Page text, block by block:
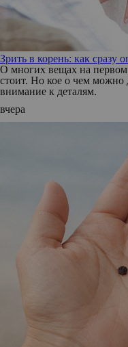
Зрить в корень: как сразу
О многих вещах на
стоит. Но кое о чем можно
внимание к деталям.
вчера